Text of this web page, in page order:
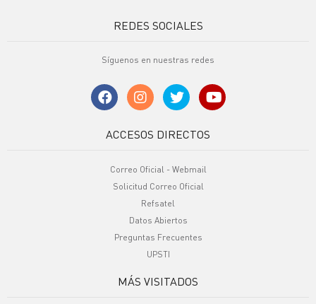
REDES SOCIALES
Síguenos en nuestras redes
ACCESOS DIRECTOS
Correo Oficial - Webmail
Solicitud Correo Oficial
Refsatel
Datos Abiertos
Preguntas Frecuentes
UPSTI
MÁS VISITADOS